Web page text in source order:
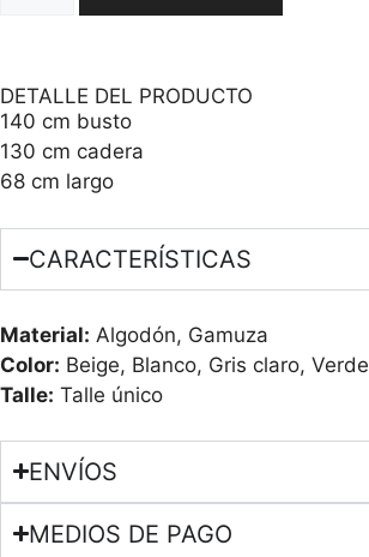
DETALLE DEL PRODUCTO
140 cm busto
130 cm cadera
68 cm largo
CARACTERÍSTICAS
Material: Algodón, Gamuza
Color: Beige, Blanco, Gris claro, Verde
Talle: Talle único
ENVÍOS
MEDIOS DE PAGO